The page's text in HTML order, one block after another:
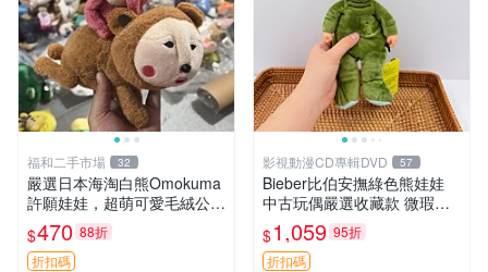
福和二手市場 32
嚴選日本海淘白熊Omokuma
許願娃娃，超萌可愛毛絨公仔
推薦收藏 白熊 Omokuma 毛
絨玩具 偽裝娃娃 玩具擺飾
$470 88折
折扣碼
影視動漫CD專輯DVD 57
Bieber比伯安撫綠色熊娃娃
中古玩偶嚴選收藏款 微瑕輕
度使用 Bieber綠熊娃娃 中古
玩偶 微瑕
$1,059 95折
折扣碼